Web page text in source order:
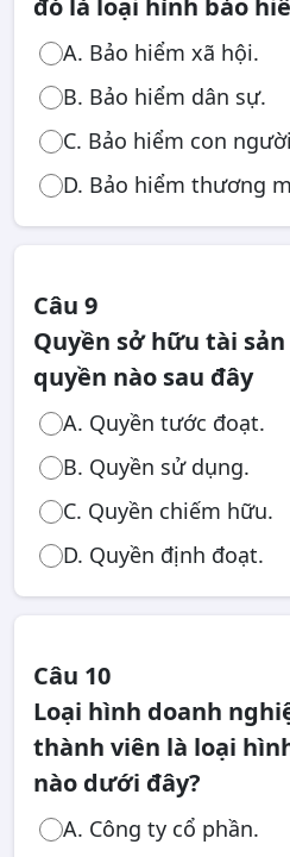
đó là loại hình bảo
A. Bảo hiểm xã hội.
B. Bảo hiểm dân sự.
C. Bảo hiểm con
D. Bảo hiểm thương
Câu 9
Quyền sở hữu tài
quyền nào sau đây
A. Quyền tước đoạt.
B. Quyền sử dụng.
C. Quyền chiếm hữu.
D. Quyền định đoạt.
Câu 10
Loại hình doanh
thành viên là loại
nào dưới đây?
A. Công ty cổ phần.